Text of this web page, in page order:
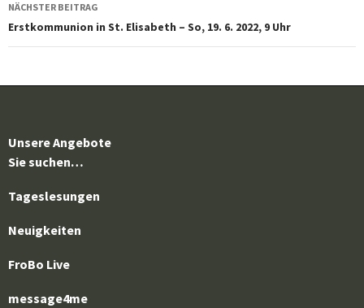
NÄCHSTER BEITRAG
Erstkommunion in St. Elisabeth – So, 19. 6. 2022, 9 Uhr
Unsere Angebote
Sie suchen…
Tageslesungen
Neuigkeiten
FroBo Live
message4me